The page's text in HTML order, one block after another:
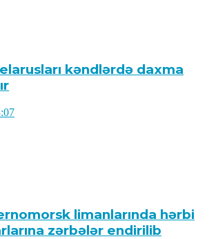
kəndlərdə daxma
limanlarında hərbi
zərbələr endirilib